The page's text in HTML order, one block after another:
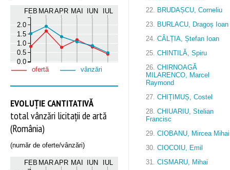
FEB MARAPR MAI IUN IUL
0.0
0.5
1.0
1.5
2.0
ofertă vânzări
EVOLUȚIE CANTITATIVĂ
total vânzări licitații de artă
(România)
(număr de oferte/vânzări)
FEB MARAPR MAI IUN IUL
22. BRUDAȘCU, Corneliu
23. BURLACU, Dragoș Ioan
24. CÂLȚIA, Ștefan Ioan
25. CHINTILĂ, Spiru
26. CHIRNOAGĂ
MILARENCO, Marcel
Raymond
27. CHIȚIMUȘ, Costel
28. CHIUARIU, Stelian
Francisc
29. CIOBANU, Mircea Mihai
30. CIOCOIU, Emil
31. CISMARU, Mihai